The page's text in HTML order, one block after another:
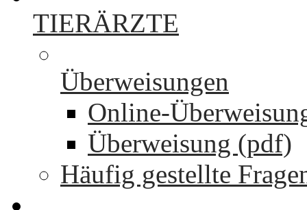
TIERÄRZTE
Überweisungen
Online-
Überweisung (pdf)
Häufig gestellte